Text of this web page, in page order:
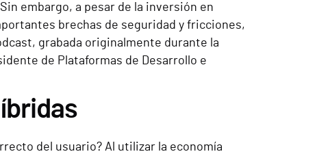
embargo, a pesar de la inversión en
brechas de seguridad y fricciones,
grabada originalmente durante la
de Plataformas de Desarrollo e
del usuario? Al utilizar la economía